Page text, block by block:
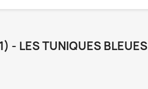
- LES TUNIQUES BLEUES